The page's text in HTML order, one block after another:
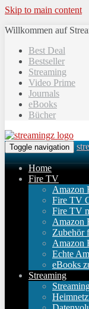
Skip to main content
Willkommen auf
Best Deal
Bestseller
Streaming
Video Prime
Journals
eBooks
Bücher
Toggle navigation
Home
Fire TV
Amazon
Fire TV
Fire TV
Amazon
Zubehör
Amazon
Echte
eBooks
Streaming